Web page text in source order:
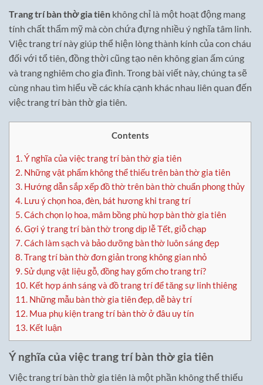
Trang trí bàn thờ gia tiên không chỉ là một hoạt động mang
tính chất thẩm mỹ mà còn chứa đựng nhiều ý nghĩa tâm linh.
Việc trang trí này giúp thể hiện lòng thành kính của con cháu
đối với tổ tiên, đồng thời cũng tạo nên không gian ấm cúng
và trang nghiêm cho gia đình. Trong bài viết này, chúng ta sẽ
cùng nhau tìm hiểu về các khía cạnh khác nhau liên quan đến
việc trang trí bàn thờ gia tiên.
Contents
1.Ý nghĩa của việc trang trí bàn thờ gia tiên
2. Những vật phẩm không thể thiếu trên bàn thờ gia tiên
3. Hướng dẫn sắp xếp đồ thờ trên bàn thờ chuẩn phong thủy
4. Lưu ý chọn hoa, đèn, bát hương khi trang trí
5.Cách chọn lọ hoa, mâm bồng phù hợp bàn thờ gia tiên
6.Gợi ý trang trí bàn thờ trong dịp lễ Tết, giỗ chạp
7.Cách làm sạch và bảo dưỡng bàn thờ luôn sáng đẹp
8.Trang trí bàn thờ đơn giản trong không gian nhỏ
9.Sử dụng vật liệu gỗ, đồng hay gốm cho trang trí?
10. Kết hợp ánh sáng và đồ trang trí để tăng sự linh thiêng
11. Những mẫu bàn thờ gia tiên đẹp, dễ bày trí
12. Mua phụ kiện trang trí bàn thờ ở đâu uy tín
13. Kết luận
Ý nghĩa của việc trang trí bàn thờ gia tiên
Việc trang trí bàn thờ gia tiên là một phần không thể thiếu